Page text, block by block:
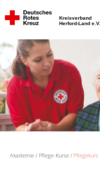
Kreisverband
Herford-Land e.V.
Akademie Pflege-Kurse Pflegekurs